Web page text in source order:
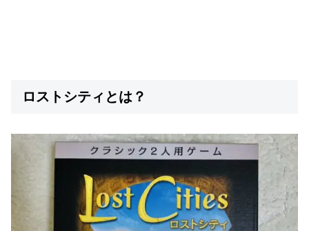
ロストシティとは？